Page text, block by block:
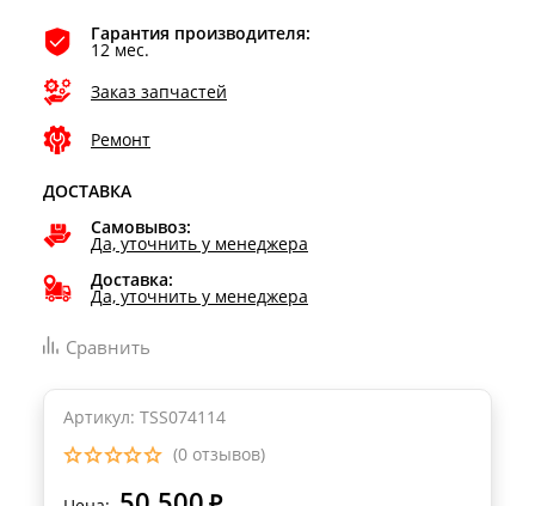
Гарантия производителя:
12 мес.
Заказ запчастей
Ремонт
ДОСТАВКА
Самовывоз:
Да, уточнить у менеджера
Доставка:
Да, уточнить у менеджера
Сравнить
Артикул: TSS074114
(0 отзывов)